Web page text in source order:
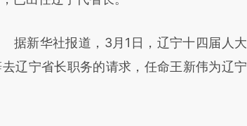
新华社报道，3月1日，辽宁十四届人大
辽宁省长职务的请求，任命王新伟为辽宁